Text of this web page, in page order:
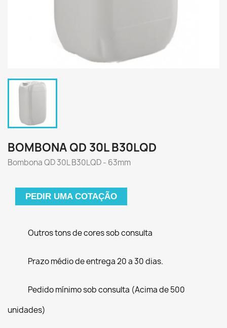
BOMBONA QD 30L B30LQD
Bombona QD 30L B30LQD - 63mm
PEDIR UMA COTAÇÃO
Outros tons de cores sob consulta
Prazo médio de entrega 20 a 30 dias.
Pedido mínimo sob consulta (Acima de 500
unidades)